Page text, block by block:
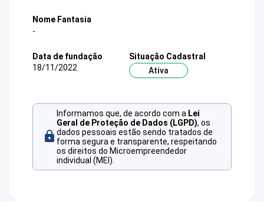
Nome Fantasia
-
Data de fundação
18/11/2022
Situação Cadastral
Ativa
Informamos que, de acordo com a Lei
Geral de Proteção de Dados (LGPD), os
dados pessoais estão sendo tratados de
forma segura e transparente, respeitando
os direitos do Microempreendedor
individual (MEI).